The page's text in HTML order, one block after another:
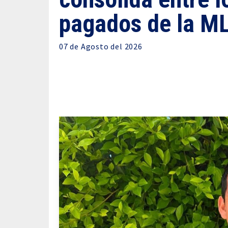
pagados de la
07 de Agosto del 2026